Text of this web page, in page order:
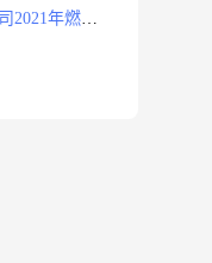
2021年燃料